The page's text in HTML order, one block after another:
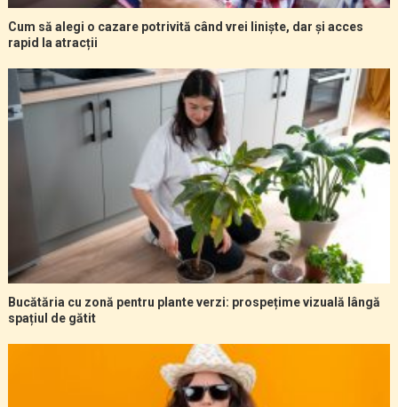
Cum să alegi o cazare potrivită când vrei liniște, dar și acces
rapid la atracții
Bucătăria cu zonă pentru plante verzi: prospețime vizuală lângă
spațiul de gătit